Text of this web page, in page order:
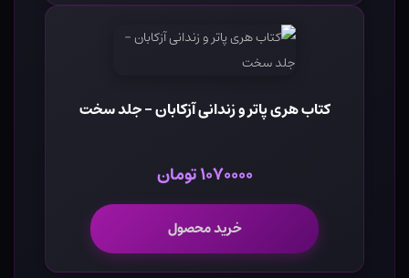
کتاب هری پاتر و زندانی آزکابان - جلد سخت
۱۰۷۰۰۰۰ تومان
خرید محصول